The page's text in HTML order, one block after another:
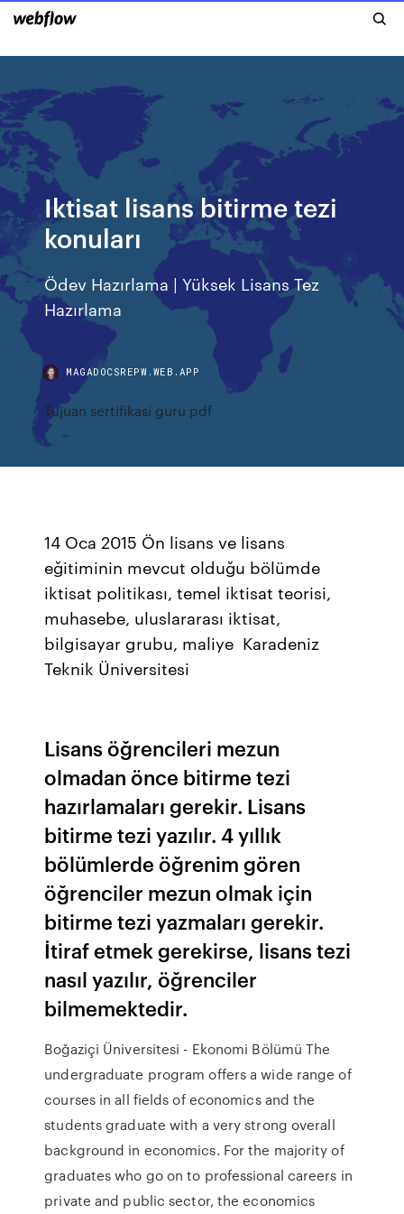
Iktisat lisans bitirme tezi
konuları
Ödev Hazırlama | Yüksek Lisans Tez
Hazırlama
MAGADOCSREPW.WEB.APP
Tujuan sertifikasi guru pdf
14 Oca 2015 Ön lisans ve lisans
eğitiminin mevcut olduğu bölümde
iktisat politikası, temel iktisat teorisi,
muhasebe, uluslararası iktisat,
bilgisayar grubu, maliye Karadeniz
Teknik Üniversitesi
Lisans öğrencileri mezun
olmadan önce bitirme tezi
hazırlamaları gerekir. Lisans
bitirme tezi yazılır. 4 yıllık
bölümlerde öğrenim gören
öğrenciler mezun olmak için
bitirme tezi yazmaları gerekir.
İtiraf etmek gerekirse, lisans tezi
nasıl yazılır, öğrenciler
bilmemektedir.
Boğaziçi Üniversitesi - Ekonomi Bölümü The
undergraduate program offers a wide range of
courses in all fields of economics and the
students graduate with a very strong overall
background in economics. For the majority of
graduates who go on to professional careers in
private and public sector, the economics